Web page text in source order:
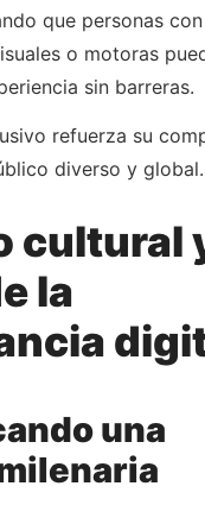
que personas con
o motoras
sin barreras.
refuerza su
diverso y global.
cultural
la
una